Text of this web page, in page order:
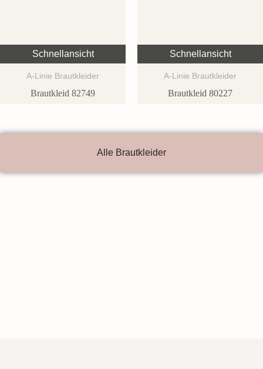
Schnellansicht
A-Linie Brautkleider
Brautkleid 82749
Schnellansicht
A-Linie Brautkleider
Brautkleid 80227
Alle Brautkleider